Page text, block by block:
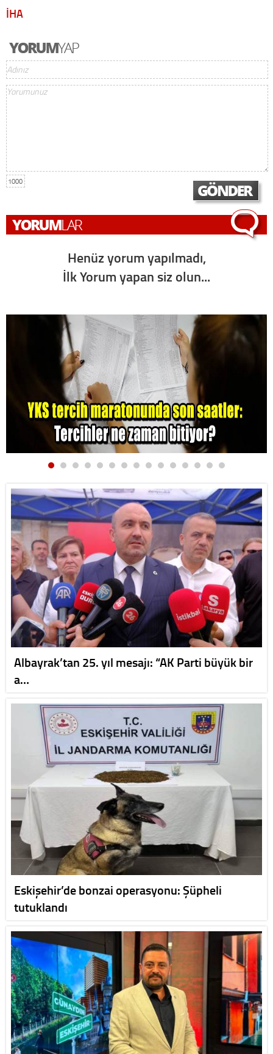
İHA
1000
Henüz yorum yapılmadı,
İlk Yorum yapan siz olun...
Albayrak’tan 25. yıl mesajı: “AK Parti büyük bir
a…
Eskişehir’de bonzai operasyonu: Şüpheli
tutuklandı